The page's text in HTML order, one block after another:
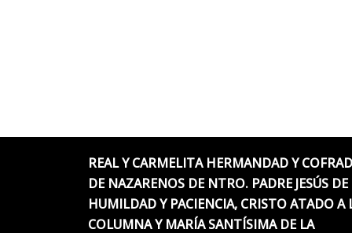
REAL Y CARMELITA HERMANDAD Y
DE NAZARENOS DE NTRO. PADRE JESÚS DE
HUMILDAD Y PACIENCIA, CRISTO ATADO A
COLUMNA Y MARÍA SANTÍSIMA DE LA